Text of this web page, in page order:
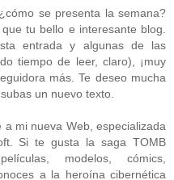
se presenta la semana?
tu bello e interesante blog.
entrada y algunas de las
tiempo de leer, claro), ¡muy
más. Te deseo mucha
un nuevo texto.
mi nueva Web, especializada
Si te gusta la saga TOMB
modelos, cómics,
a la heroína cibernética